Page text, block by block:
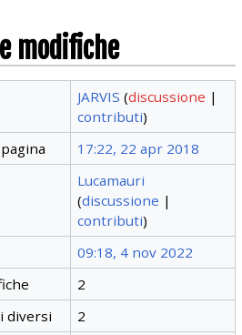
modifiche
JARVIS (discussione |
contributi)
17:22, 22 apr 2018
Lucamauri
(discussione |
contributi)
09:18, 4 nov 2022
2
diversi
2